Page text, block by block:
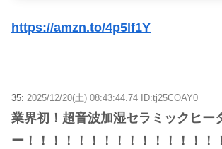
https://amzn.to/4p5lf1Y
35: 2025/12/20(土) 08:43:44.74 ID:tj25COAY0
業界初！超音波加湿セラミックヒー
ー！！！！！！！！！！！！！！！